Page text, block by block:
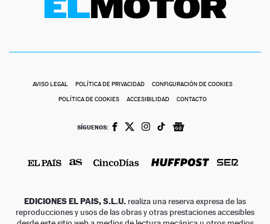
AVISO LEGAL POLÍTICA DE PRIVACIDAD CONFIGURACIÓN DE COOKIES
POLÍTICA DE COOKIES ACCESIBILIDAD CONTACTO
SÍGUENOS:
EDICIONES EL PAIS, S.L.U. realiza una reserva expresa de las
reproducciones y usos de las obras y otras prestaciones accesibles